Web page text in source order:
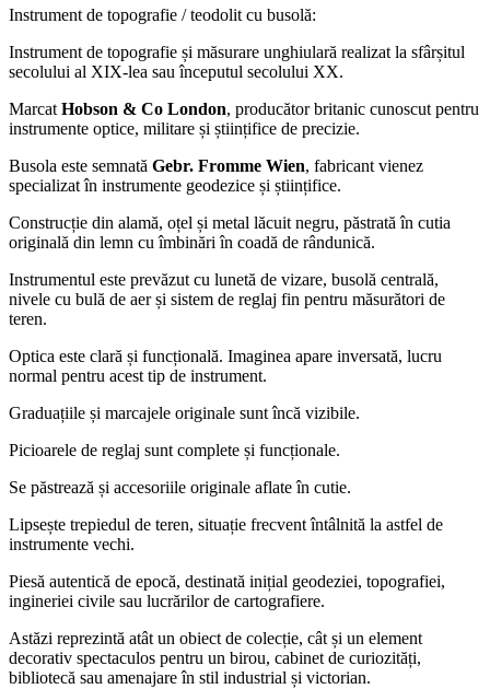
Instrument de topografie / teodolit cu busolă:
Instrument de topografie și măsurare unghiulară realizat la sfârșitul
secolului al XIX-lea sau începutul secolului XX.
Marcat Hobson & Co London, producător britanic cunoscut pentru
instrumente optice, militare și științifice de precizie.
Busola este semnată Gebr. Fromme Wien, fabricant vienez
specializat în instrumente geodezice și științifice.
Construcție din alamă, oțel și metal lăcuit negru, păstrată în cutia
originală din lemn cu îmbinări în coadă de rândunică.
Instrumentul este prevăzut cu lunetă de vizare, busolă centrală,
nivele cu bulă de aer și sistem de reglaj fin pentru măsurători de
teren.
Optica este clară și funcțională. Imaginea apare inversată, lucru
normal pentru acest tip de instrument.
Graduațiile și marcajele originale sunt încă vizibile.
Picioarele de reglaj sunt complete și funcționale.
Se păstrează și accesoriile originale aflate în cutie.
Lipsește trepiedul de teren, situație frecvent întâlnită la astfel de
instrumente vechi.
Piesă autentică de epocă, destinată inițial geodeziei, topografiei,
ingineriei civile sau lucrărilor de cartografiere.
Astăzi reprezintă atât un obiect de colecție, cât și un element
decorativ spectaculos pentru un birou, cabinet de curiozități,
bibliotecă sau amenajare în stil industrial și victorian.